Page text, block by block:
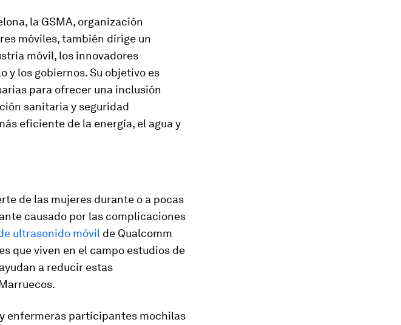
la GSMA, organización
móviles, también dirige un
móvil, los innovadores
y los gobiernos. Su objetivo es
para ofrecer una inclusión
sanitaria y seguridad
eficiente de la energía, el agua y
de las mujeres durante o a pocas
causado por las complicaciones
ultrasonido móvil de Qualcomm
que viven en el campo estudios de
a reducir estas
enfermeras participantes mochilas